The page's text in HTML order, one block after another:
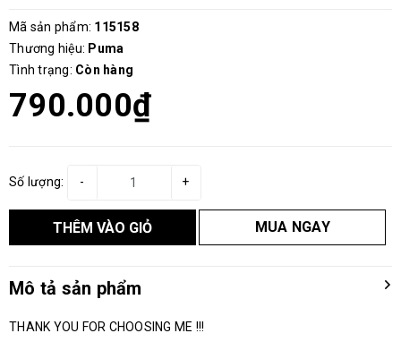
Mã sản phẩm: 115158
Thương hiệu: Puma
Tình trạng: Còn hàng
790.000₫
Số lượng: +
-
THÊM VÀO GIỎ MUA NGAY
Mô tả sản phẩm
THANK YOU FOR CHOOSING ME !!!